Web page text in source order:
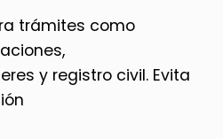
trámites como
y registro civil. Evita